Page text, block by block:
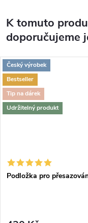
K tomuto
doporučujeme
Český výrobek
Bestseller
Tip na dárek
Udržitelný produkt
Podložka pro